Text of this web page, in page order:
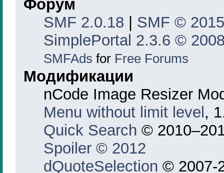
Форум
SMF 2.0.18 | SMF ©
SimplePortal 2.3.6 ©
SMFAds for Free Forums
Модификации
nCode Image Resizer
Menu without limit level,
Quick Search ©
Spoiler © 2012
dQuoteSelection © 2007-